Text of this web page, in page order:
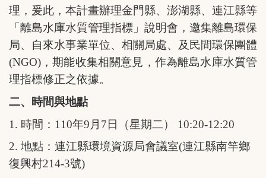
理，爰此，本計畫辦理金門縣、澎湖縣、連江縣等
「離島水庫水質管理指標」說明會，邀集離島環保
局、自來水事業單位、相關局處、及民間環保團體
(NGO) ，期能收集相關意見，作為離島水庫水質管
理指標修正之依據。
二、時間與地點
1. 時間： 110年9 月 7 日（星期二）
10:20-12:20
2. 地點：連江縣環境資源局會議室(連江縣南竿鄉
復興村214-3號)